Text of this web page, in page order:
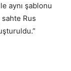
aynı şablonu
sahte Rus